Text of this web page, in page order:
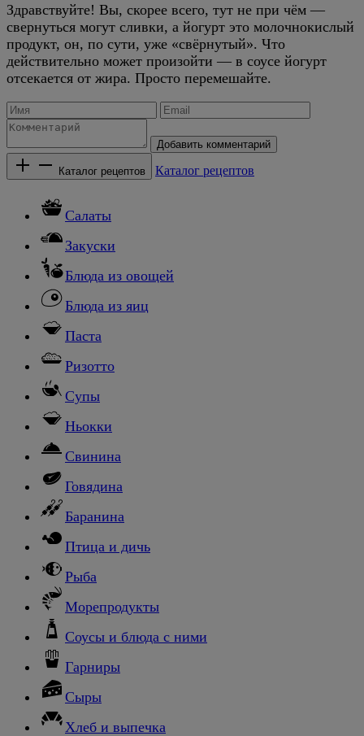
Здравствуйте! Вы, скорее всего, тут не при чём —
свернуться могут сливки, а йогурт это молочнокислый
продукт, он, по сути, уже «свёрнутый». Что
действительно может произойти — в соусе йогурт
отсекается от жира. Просто перемешайте.
Добавить комментарий
Каталог рецептов Каталог рецептов
Салаты
Закуски
Блюда из овощей
Блюда из яиц
Паста
Ризотто
Супы
Ньокки
Свинина
Говядина
Баранина
Птица и дичь
Рыба
Морепродукты
Соусы и блюда с ними
Гарниры
Сыры
Хлеб и выпечка